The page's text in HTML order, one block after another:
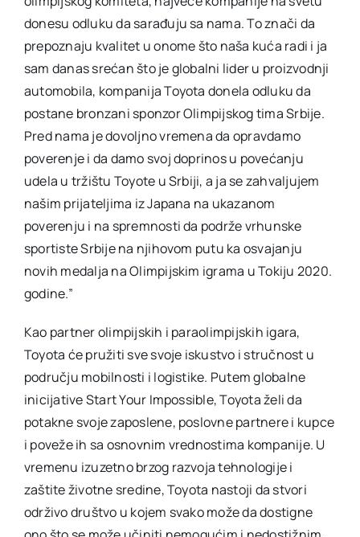
donesu odluku da sarađuju sa nama. To znači da
prepoznaju kvalitet u onome što naša kuća radi i ja
sam danas srećan što je globalni lider u proizvodnji
automobila, kompanija Toyota donela odluku da
postane bronzani sponzor Olimpijskog tima Srbije.
Pred nama je dovoljno vremena da opravdamo
poverenje i da damo svoj doprinos u povećanju
udela u tržištu Toyote u Srbiji, a ja se zahvaljujem
našim prijateljima iz Japana na ukazanom
poverenju i na spremnosti da podrže vrhunske
sportiste Srbije na njihovom putu ka osvajanju
novih medalja na Olimpijskim igrama u Tokiju 2020.
godine.”
Kao partner olimpijskih i paraolimpijskih igara,
Toyota će pružiti sve svoje iskustvo i stručnost u
području mobilnosti i logistike. Putem globalne
inicijative Start Your Impossible, Toyota želi da
potakne svoje zaposlene, poslovne partnere i kupce
i poveže ih sa osnovnim vrednostima kompanije. U
vremenu izuzetno brzog razvoja tehnologije i
zaštite životne sredine, Toyota nastoji da stvori
održivo društvo u kojem svako može da dostigne